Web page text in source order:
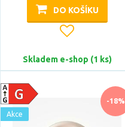
Napětí / napájení
5V DC
220-240V
DO KOŠÍKU
Skladem e-shop (1 ks)
-18%
Akce